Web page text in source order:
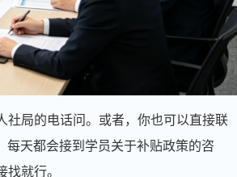
社局的电话问。或者，你也可以直接联
天都会接到学员关于补贴政策的咨
就行。